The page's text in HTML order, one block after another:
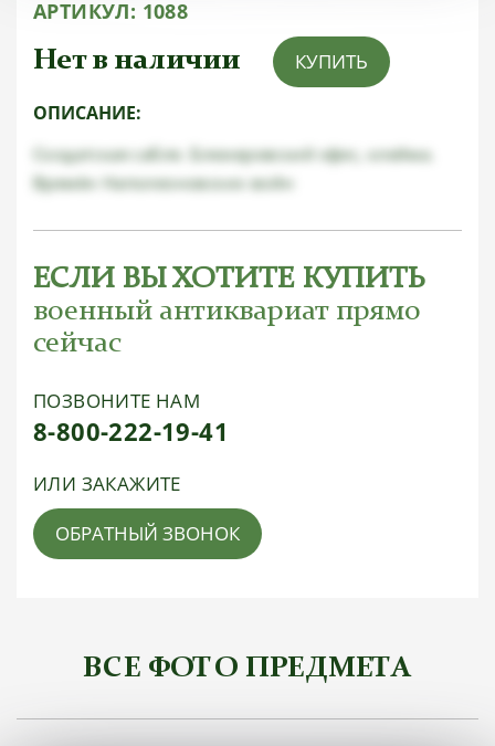
АРТИКУЛ: 1088
Нет в наличии КУПИТЬ
ОПИСАНИЕ:
Солдатская сабля. Блюхеровский эфес, клейма.
Времён Наполеоновских войн
ЕСЛИ ВЫ ХОТИТЕ КУПИТЬ
военный антиквариат прямо
сейчас
ПОЗВОНИТЕ НАМ
8-800-222-19-41
ИЛИ ЗАКАЖИТЕ
ОБРАТНЫЙ ЗВОНОК
ВСЕ ФОТО ПРЕДМЕТА